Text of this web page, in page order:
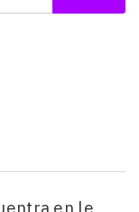
en le